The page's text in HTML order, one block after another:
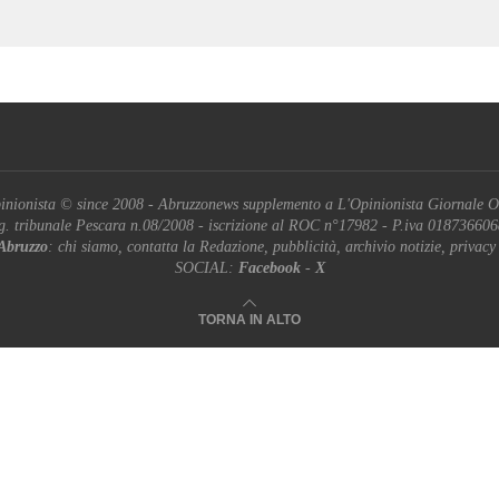
© since 2008 - Abruzzonews supplemento a L'Opinionista Giornale
tribunale Pescara n.08/2008 - iscrizione al ROC n°17982 - P.iva
: chi siamo, contatta la Redazione, pubblicità, archivio notizie, privacy
SOCIAL: Facebook- X
TORNA IN ALTO